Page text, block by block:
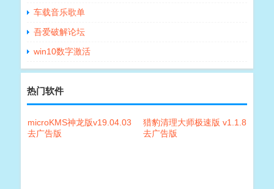
车载音乐歌单
吾爱破解论坛
win10数字激活
热门软件
microKMS神龙版v19.04.03
去广告版
猎豹清理大师极速版 v1.1.8
去广告版